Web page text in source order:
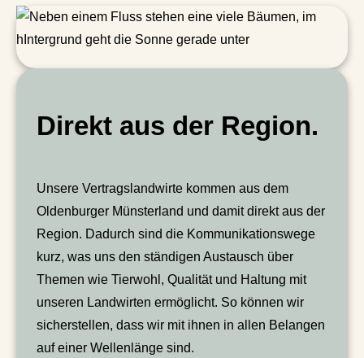
Direkt aus der Region.
Unsere Vertragslandwirte kommen aus dem
Oldenburger Münsterland und damit direkt aus der
Region. Dadurch sind die Kommunikationswege
kurz, was uns den ständigen Austausch über
Themen wie Tierwohl, Qualität und Haltung mit
unseren Landwirten ermöglicht. So können wir
sicherstellen, dass wir mit ihnen in allen Belangen
auf einer Wellenlänge sind.